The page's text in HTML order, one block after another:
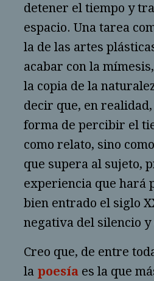
detener el tiempo y
espacio. Una tarea
la de las artes
acabar con la
la copia de la
decir que, en
forma de percibir el
como relato, sino
que supera al sujeto,
experiencia que hará
bien entrado el siglo
negativa del silencio y
Creo que, de entre
la poesía es la que